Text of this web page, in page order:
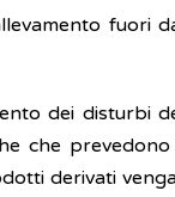
fuori
dei disturbi
che
derivati